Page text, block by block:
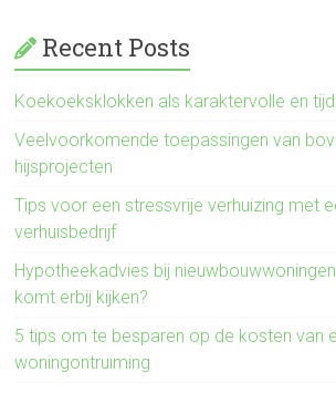
Recent Posts
Koekoeksklokken als karaktervolle en
Veelvoorkomende toepassingen van
hijsprojecten
Tips voor een stressvrije verhuizing met
verhuisbedrijf
Hypotheekadvies bij
komt erbij kijken?
5 tips om te besparen op de kosten van
woningontruiming